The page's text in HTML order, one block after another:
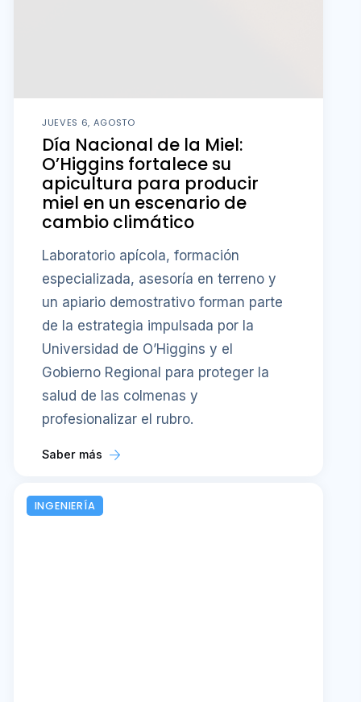
JUEVES 6, AGOSTO
Día Nacional de la Miel:
O’Higgins fortalece su
apicultura para producir
miel en un escenario de
cambio climático
Laboratorio apícola, formación
especializada, asesoría en terreno y
un apiario demostrativo forman parte
de la estrategia impulsada por la
Universidad de O’Higgins y el
Gobierno Regional para proteger la
salud de las colmenas y
profesionalizar el rubro.
Saber más
INGENIERÍA